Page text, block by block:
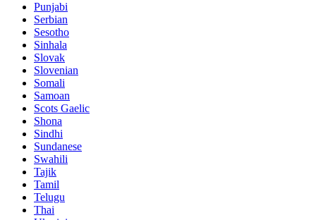
Punjabi
Serbian
Sesotho
Sinhala
Slovak
Slovenian
Somali
Samoan
Scots Gaelic
Shona
Sindhi
Sundanese
Swahili
Tajik
Tamil
Telugu
Thai